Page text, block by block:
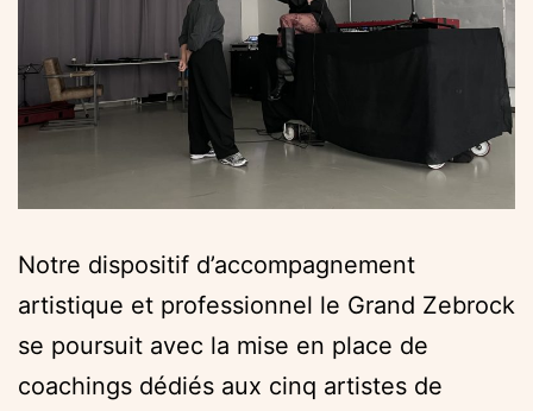
Notre dispositif d’accompagnement
artistique et professionnel le Grand Zebrock
se poursuit avec la mise en place de
coachings dédiés aux cinq artistes de